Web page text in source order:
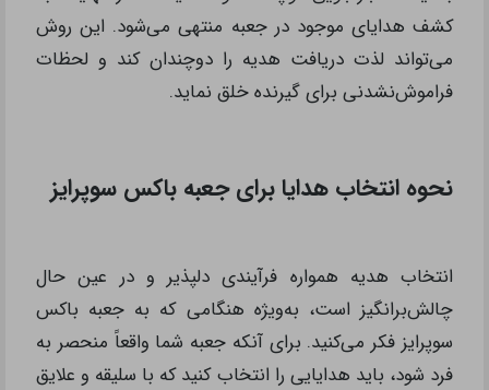
کشف هدایای موجود در جعبه منتهی می‌شود. این روش
می‌تواند لذت دریافت هدیه را دوچندان کند و لحظات
فراموش‌نشدنی برای گیرنده خلق نماید.
نحوه انتخاب هدایا برای جعبه باکس سوپرایز
انتخاب هدیه همواره فرآیندی دلپذیر و در عین حال
چالش‌برانگیز است، به‌ویژه هنگامی که به جعبه باکس
سوپرایز فکر می‌کنید. برای آنکه جعبه شما واقعاً منحصر به
فرد شود، باید هدایایی را انتخاب کنید که با سلیقه و علایق